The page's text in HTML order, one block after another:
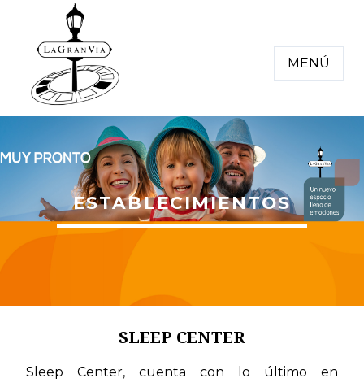
MENÚ
ESTABLECIMIENTOS
SLEEP CENTER
Sleep Center, cuenta con lo último en